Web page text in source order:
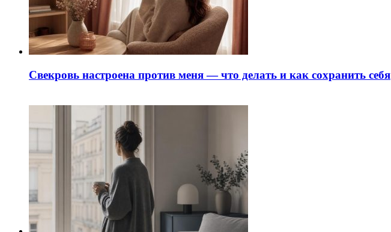
Свекровь настроена против меня — что делать и как сохранить себя